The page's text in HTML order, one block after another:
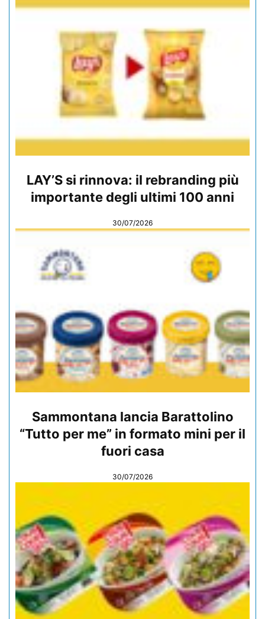
LAY’S si rinnova: il rebranding più
importante degli ultimi 100 anni
30/07/2026
Sammontana lancia Barattolino
“Tutto per me” in formato mini per il
fuori casa
30/07/2026